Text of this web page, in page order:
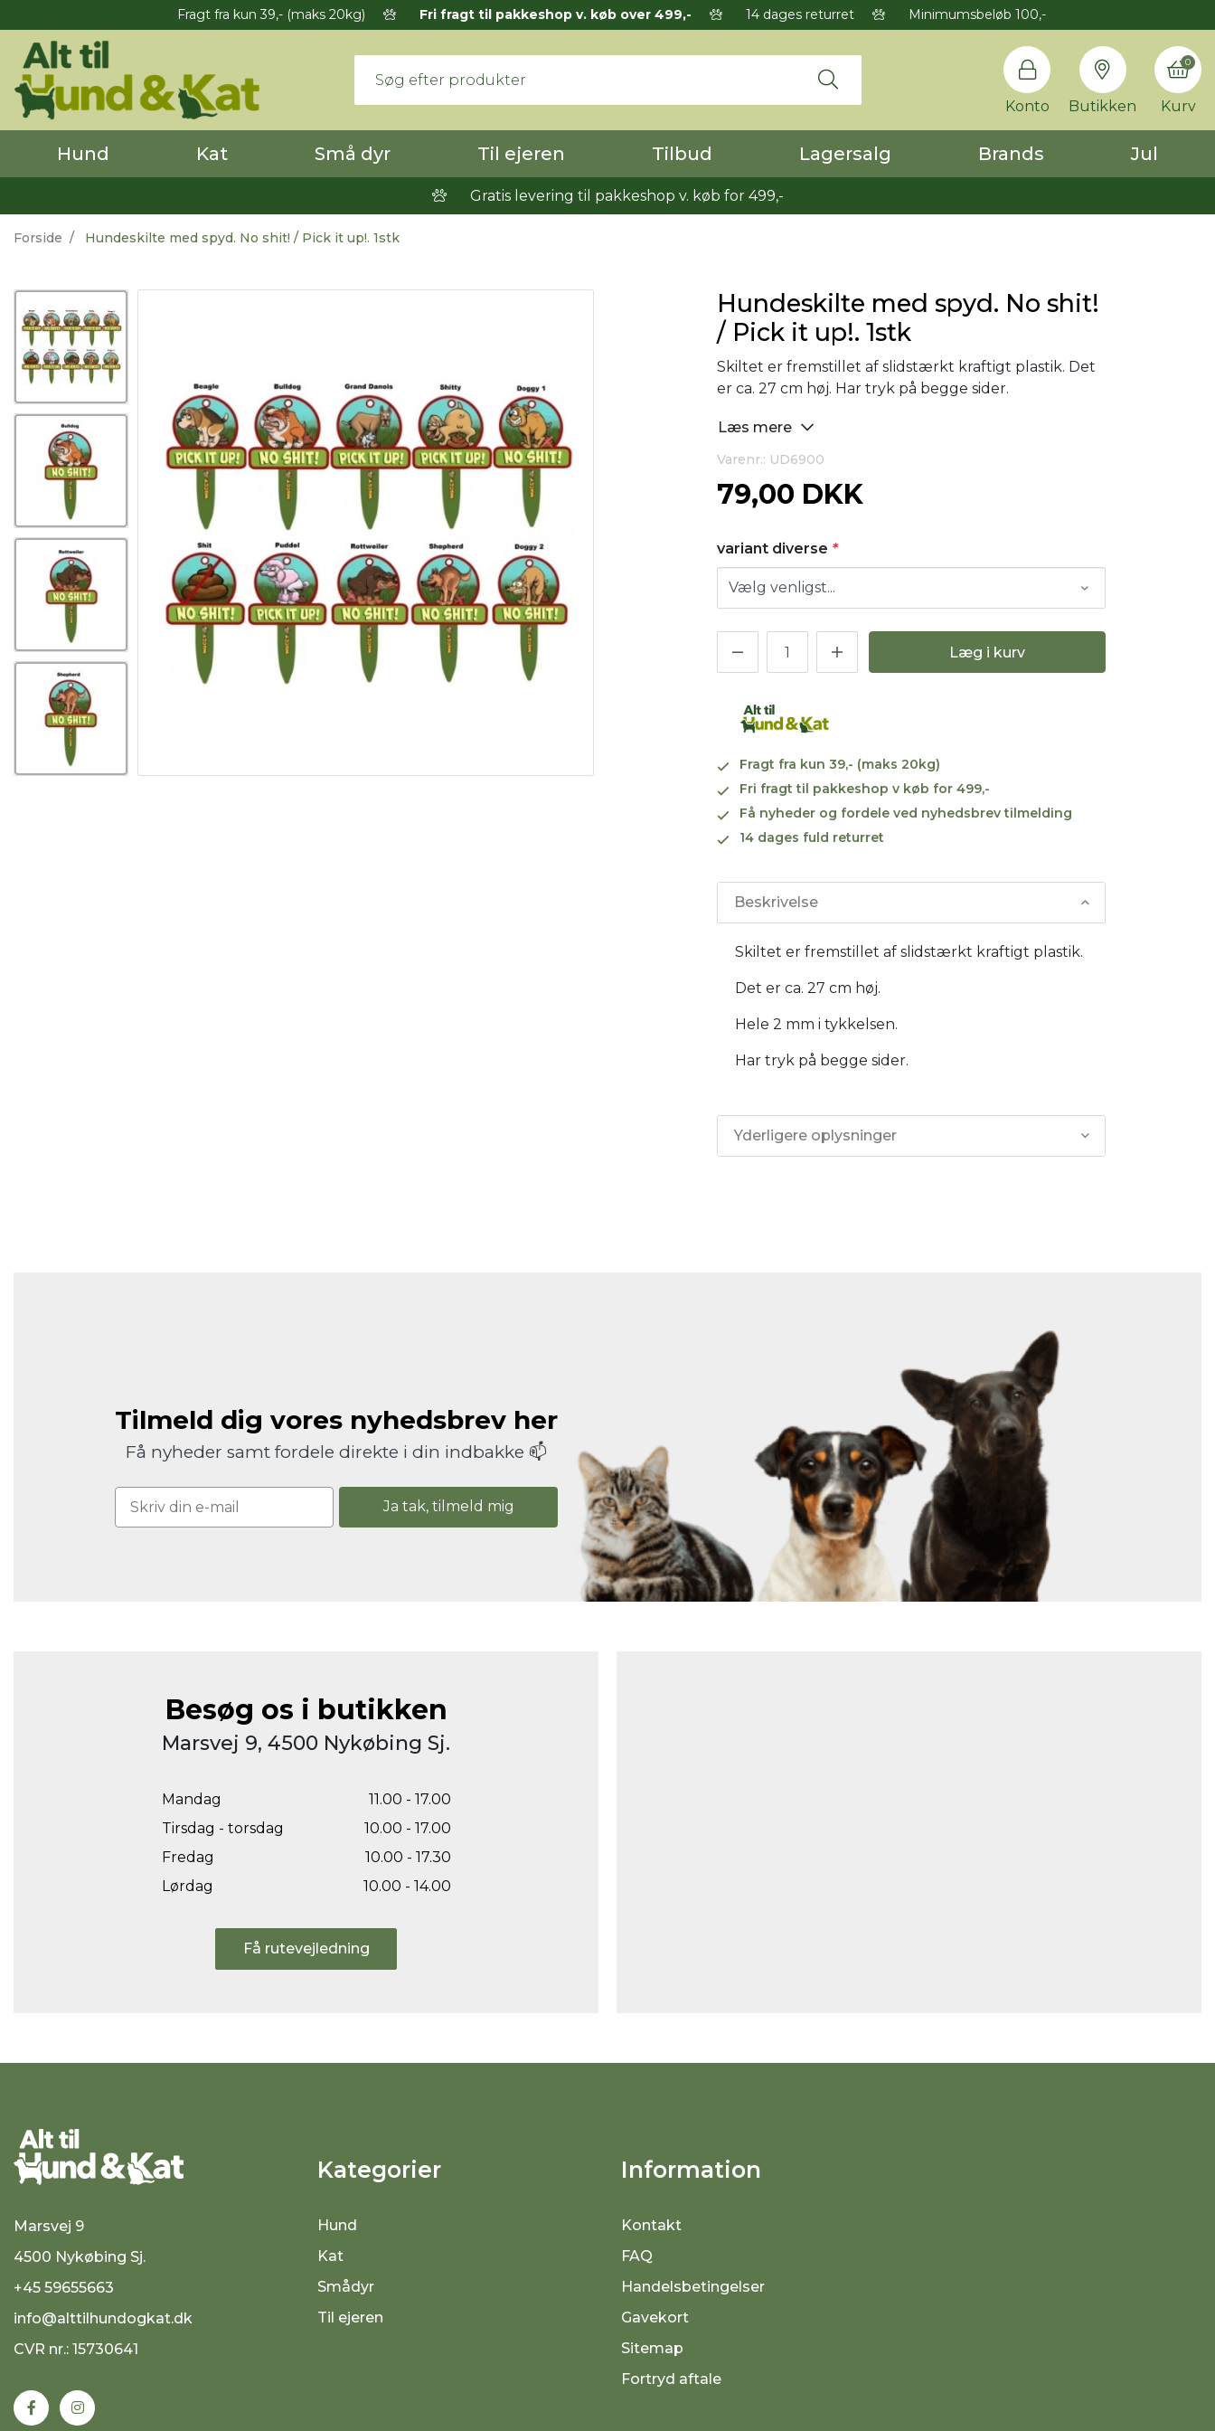
Fragt fra kun 39,- (maks 20kg) Fri fragt til pakkeshop v. køb over 499,- 14 dages returret Minimumsbeløb 100,-
Konto Butikken Kurv
0
Hund Kat Små dyr Til ejeren Tilbud Lagersalg Brands Jul
Gratis levering til pakkeshop v. køb for 499,-
Forside Hundeskilte med spyd. No shit! / Pick it up!. 1stk
Hundeskilte med spyd. No shit!
/ Pick it up!. 1stk
Skiltet er fremstillet af slidstærkt kraftigt plastik. Det
er ca. 27 cm høj. Har tryk på begge sider.
Læs mere
Varenr.: UD6900
79,00 DKK
variant diverse *
Læg i kurv
Fragt fra kun 39,- (maks 20kg)
Fri fragt til pakkeshop v køb for 499,-
Få nyheder og fordele ved nyhedsbrev tilmelding
14 dages fuld returret
Beskrivelse
Skiltet er fremstillet af slidstærkt kraftigt plastik.
Det er ca. 27 cm høj.
Hele 2 mm i tykkelsen.
Har tryk på begge sider.
Yderligere oplysninger
Tilmeld dig vores nyhedsbrev her
Få nyheder samt fordele direkte i din indbakke 📫
Ja tak, tilmeld mig
Besøg os i butikken
Marsvej 9, 4500 Nykøbing Sj.
Mandag
11.00 - 17.00
Tirsdag - torsdag
10.00 - 17.00
Fredag
10.00 - 17.30
Lørdag
10.00 - 14.00
Få rutevejledning
Marsvej 9
4500 Nykøbing Sj.
+45 59655663
info@alttilhundogkat.dk
CVR nr.: 15730641
Kategorier
Hund
Kat
Smådyr
Til ejeren
Information
Kontakt
FAQ
Handelsbetingelser
Gavekort
Sitemap
Fortryd aftale